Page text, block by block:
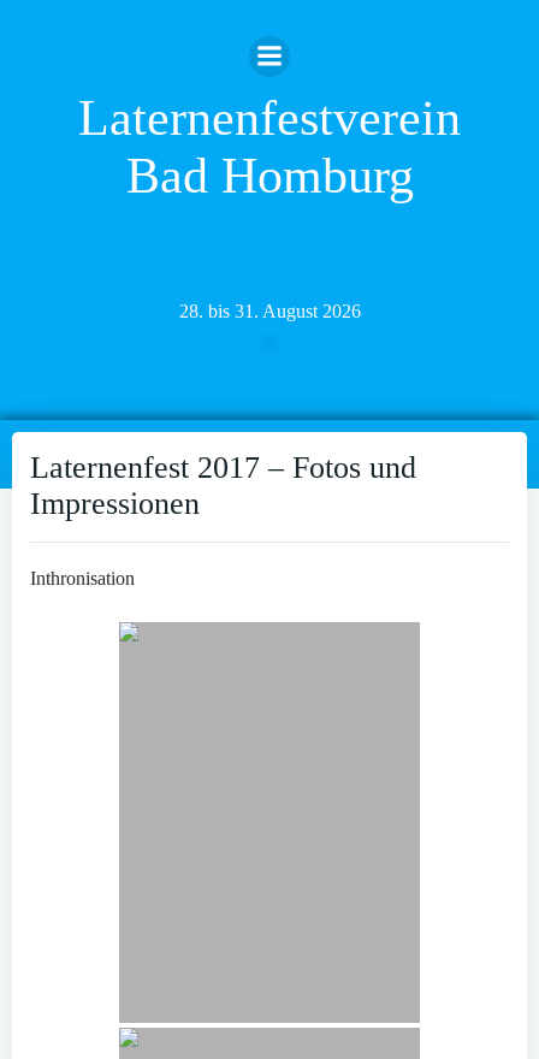
Inhalt
springen
Laternenfestverein
Bad Homburg
28. bis 31. August 2026
Laternenfest 2017 – Fotos und
Impressionen
Inthronisation